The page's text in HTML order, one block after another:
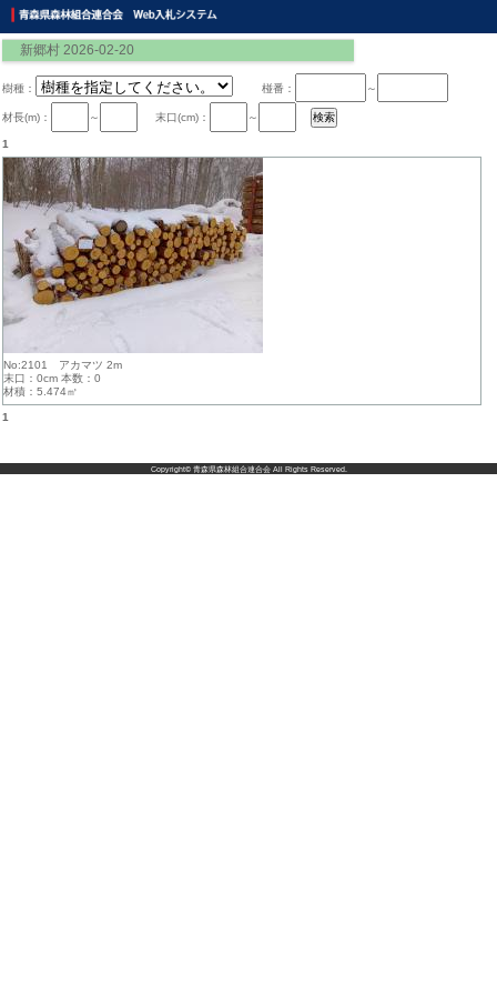
新郷村 2026-02-20
樹種： 椪番： ～
材長(m)： ～ 末口(cm)： ～
1
No:2101 アカマツ 2m
末口：0cm 本数：0
材積：5.474㎥
1
Copyright© 青森県森林組合連合会All Rights Reserved.